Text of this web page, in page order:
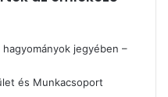
jegyében –
és Munkacsoport